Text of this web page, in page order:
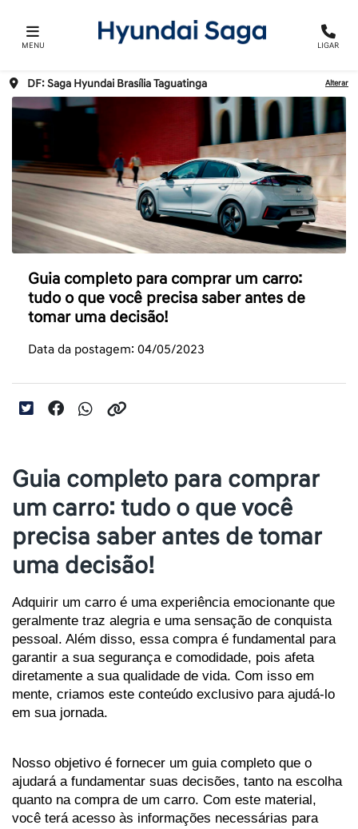
MENU LIGAR
DF: Saga Hyundai Brasília Taguatinga Alterar
Guia completo para comprar um carro:
tudo o que você precisa saber antes de
tomar uma decisão!
Data da postagem: 04/05/2023
Guia completo para comprar
um carro: tudo o que você
precisa saber antes de tomar
uma decisão!
Adquirir um carro é uma experiência emocionante que
geralmente traz alegria e uma sensação de conquista
pessoal. Além disso, essa compra é fundamental para
garantir a sua segurança e comodidade, pois afeta
diretamente a sua qualidade de vida. Com isso em
mente, criamos este conteúdo exclusivo para ajudá-lo
em sua jornada.
Nosso objetivo é fornecer um guia completo que o
ajudará a fundamentar suas decisões, tanto na escolha
quanto na compra de um carro. Com este material,
você terá acesso às informações necessárias para